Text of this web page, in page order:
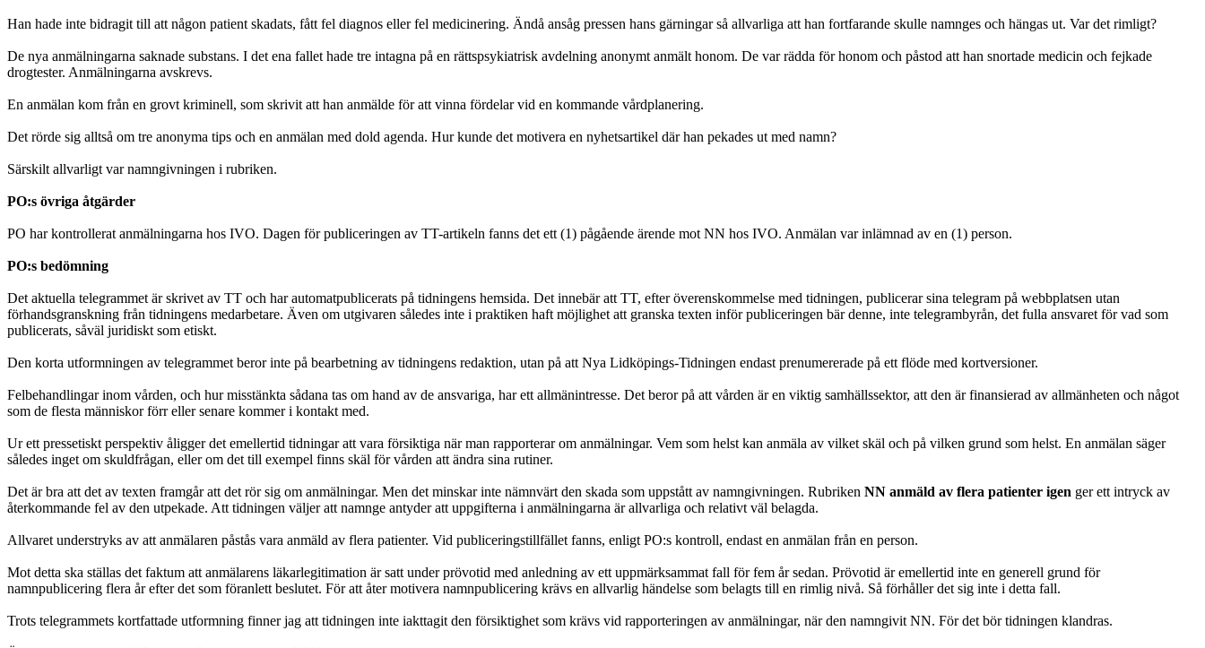
Han hade inte bidragit till att någon patient skadats, fått fel diagnos eller fel medicinering. Ändå ansåg pressen hans gärningar så allvarliga att han fortfarande skulle namnges och hängas ut. Var det rimligt?
De nya anmälningarna saknade substans. I det ena fallet hade tre intagna på en rättspsykiatrisk avdelning anonymt anmält honom. De var rädda för honom och påstod att han snortade medicin och fejkade
drogtester. Anmälningarna avskrevs.
En anmälan kom från en grovt kriminell, som skrivit att han anmälde för att vinna fördelar vid en kommande vårdplanering.
Det rörde sig alltså om tre anonyma tips och en anmälan med dold agenda. Hur kunde det motivera en nyhetsartikel där han pekades ut med namn?
Särskilt allvarligt var namngivningen i rubriken.
PO:s övriga åtgärder
PO har kontrollerat anmälningarna hos IVO. Dagen för publiceringen av TT-artikeln fanns det ett (1) pågående ärende mot NN hos IVO. Anmälan var inlämnad av en (1) person.
PO:s bedömning
Det aktuella telegrammet är skrivet av TT och har automatpublicerats på tidningens hemsida. Det innebär att TT, efter överenskommelse med tidningen, publicerar sina telegram på webbplatsen utan
förhandsgranskning från tidningens medarbetare. Även om utgivaren således inte i praktiken haft möjlighet att granska texten inför publiceringen bär denne, inte telegrambyrån, det fulla ansvaret för vad som
publicerats, såväl juridiskt som etiskt.
Den korta utformningen av telegrammet beror inte på bearbetning av tidningens redaktion, utan på att Nya Lidköpings-Tidningen endast prenumererade på ett flöde med kortversioner.
Felbehandlingar inom vården, och hur misstänkta sådana tas om hand av de ansvariga, har ett allmänintresse. Det beror på att vården är en viktig samhällssektor, att den är finansierad av allmänheten och något
som de flesta människor förr eller senare kommer i kontakt med.
Ur ett pressetiskt perspektiv åligger det emellertid tidningar att vara försiktiga när man rapporterar om anmälningar. Vem som helst kan anmäla av vilket skäl och på vilken grund som helst. En anmälan säger
således inget om skuldfrågan, eller om det till exempel finns skäl för vården att ändra sina rutiner.
Det är bra att det av texten framgår att det rör sig om anmälningar. Men det minskar inte nämnvärt den skada som uppstått av namngivningen. Rubriken NN anmäld av flera patienter igen ger ett intryck av
återkommande fel av den utpekade. Att tidningen väljer att namnge antyder att uppgifterna i anmälningarna är allvarliga och relativt väl belagda.
Allvaret understryks av att anmälaren påstås vara anmäld av flera patienter. Vid publiceringstillfället fanns, enligt PO:s kontroll, endast en anmälan från en person.
Mot detta ska ställas det faktum att anmälarens läkarlegitimation är satt under prövotid med anledning av ett uppmärksammat fall för fem år sedan. Prövotid är emellertid inte en generell grund för
namnpublicering flera år efter det som föranlett beslutet. För att åter motivera namnpublicering krävs en allvarlig händelse som belagts till en rimlig nivå. Så förhåller det sig inte i detta fall.
Trots telegrammets kortfattade utformning finner jag att tidningen inte iakttagit den försiktighet som krävs vid rapporteringen av anmälningar, när den namngivit NN. För det bör tidningen klandras.